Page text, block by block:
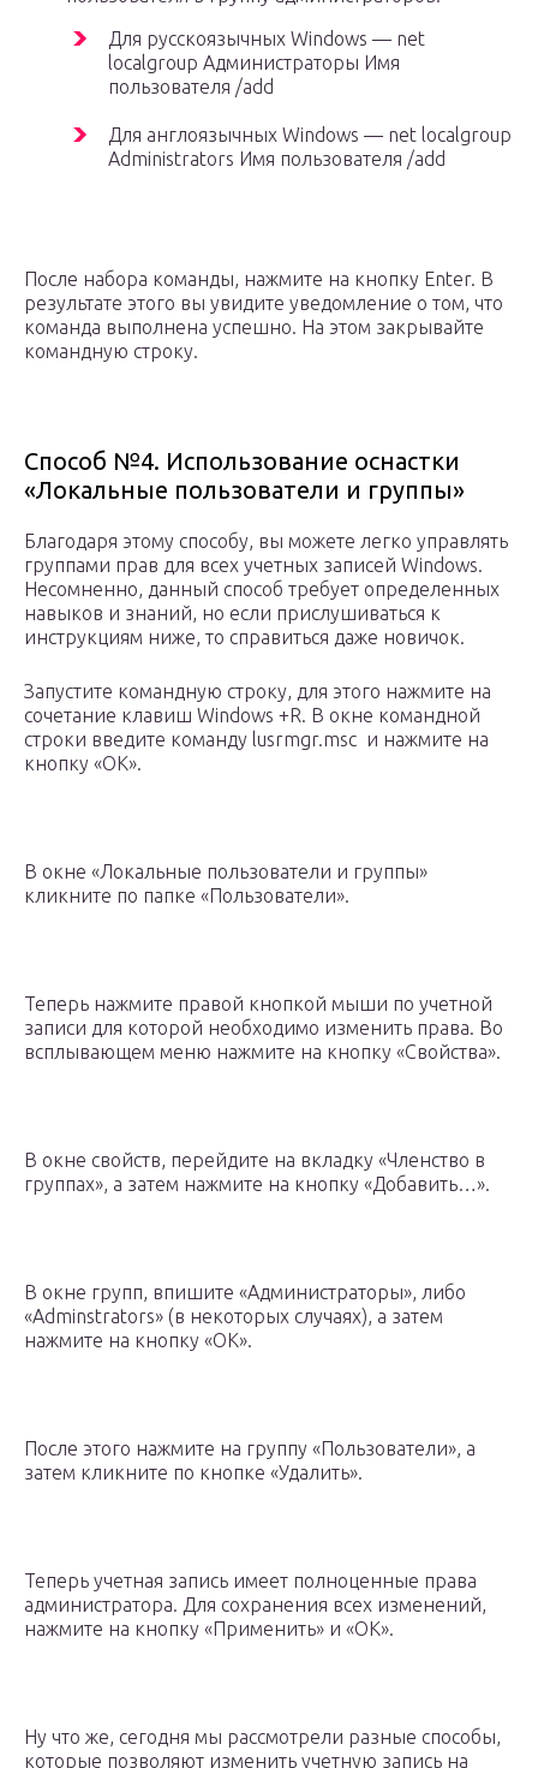
Для русскоязычных Windows — net
localgroup Администраторы Имя
пользователя /add
Для англоязычных Windows — net localgroup
Administrators Имя пользователя /add
После набора команды, нажмите на кнопку Enter. В
результате этого вы увидите уведомление о том, что
команда выполнена успешно. На этом закрывайте
командную строку.
Способ №4. Использование оснастки
«Локальные пользователи и группы»
Благодаря этому способу, вы можете легко управлять
группами прав для всех учетных записей Windows.
Несомненно, данный способ требует определенных
навыков и знаний, но если прислушиваться к
инструкциям ниже, то справиться даже новичок.
Запустите командную строку, для этого нажмите на
сочетание клавиш Windows +R. В окне командной
строки введите команду lusrmgr.msc и нажмите на
кнопку «OK».
В окне «Локальные пользователи и группы»
кликните по папке «Пользователи».
Теперь нажмите правой кнопкой мыши по учетной
записи для которой необходимо изменить права. Во
всплывающем меню нажмите на кнопку «Свойства».
В окне свойств, перейдите на вкладку «Членство в
группах», а затем нажмите на кнопку «Добавить…».
В окне групп, впишите «Администраторы», либо
«Adminstrators» (в некоторых случаях), а затем
нажмите на кнопку «OK».
После этого нажмите на группу «Пользователи», а
затем кликните по кнопке «Удалить».
Теперь учетная запись имеет полноценные права
администратора. Для сохранения всех изменений,
нажмите на кнопку «Применить» и «OK».
Ну что же, сегодня мы рассмотрели разные способы,
которые позволяют изменить учетную запись на